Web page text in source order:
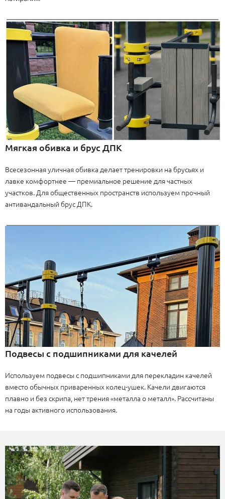
Мягкая обивка и брус ДПК
Всесезонная уличная обивка делает тренировки на брусьях и
лавке комфортнее — премиальное решение для частных
участков. Для общественных пространств используем прочный
антивандальный брус ДПК.
Подвесы с подшипниками для качелей
Используем подвесы с подшипниками для перекладин качелей
вместо обычных приваренных колец-ушек. Качели двигаются
плавно и без скрипа, нет трения «металла о металл». Рассчитаны
на годы активного использования.